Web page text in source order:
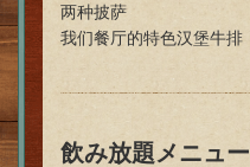
两种披萨
我们餐厅的特色汉堡牛排
飲み放題メニュー